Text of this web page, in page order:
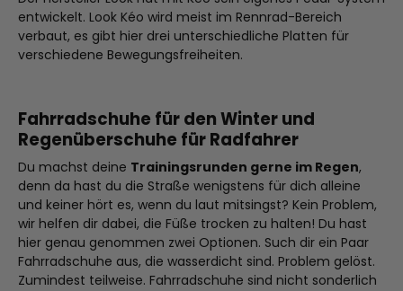
entwickelt. Look Kéo wird meist im Rennrad-Bereich
verbaut, es gibt hier drei unterschiedliche Platten für
verschiedene Bewegungsfreiheiten.
Fahrradschuhe für den Winter und
Regenüberschuhe für Radfahrer
Du machst deine Trainingsrunden gerne im Regen,
denn da hast du die Straße wenigstens für dich alleine
und keiner hört es, wenn du laut mitsingst? Kein Problem,
wir helfen dir dabei, die Füße trocken zu halten! Du hast
hier genau genommen zwei Optionen. Such dir ein Paar
Fahrradschuhe aus, die wasserdicht sind. Problem gelöst.
Zumindest teilweise. Fahrradschuhe sind nicht sonderlich